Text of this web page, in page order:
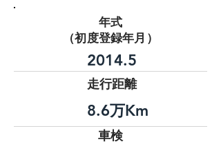
年式
（初度登録年月）
2014.5
​走行距離
8.6万Km
車検